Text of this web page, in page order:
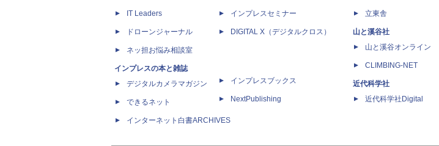
IT Leaders
ドローンジャーナル
ネッ担お悩み相談室
インプレスの本と雑誌
デジタルカメラマガジン
できるネット
インターネット白書ARCHIVES
インプレスセミナー
DIGITAL X（デジタルクロス）
インプレスブックス
NextPublishing
立東舎
山と溪谷社
山と溪谷オンライン
CLIMBING-NET
近代科学社
近代科学社Digital